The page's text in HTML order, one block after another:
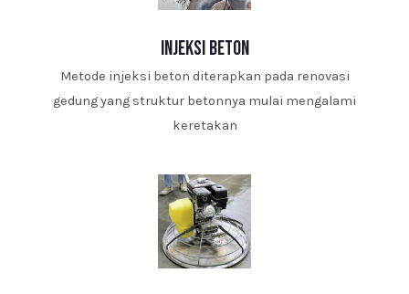
injeksi beton
Metode injeksi beton diterapkan pada renovasi
gedung yang struktur betonnya mulai mengalami
keretakan